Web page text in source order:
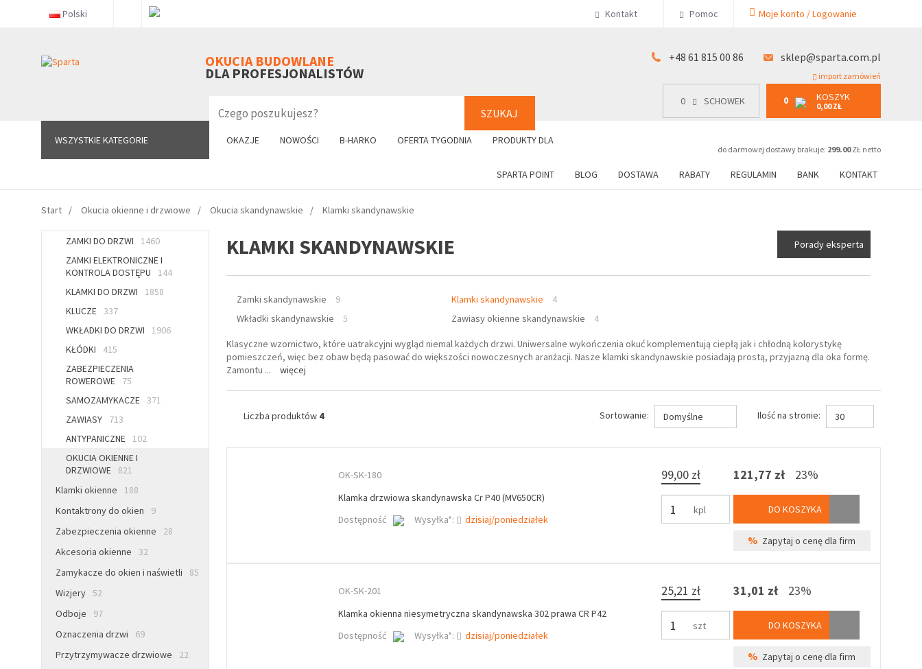
Polski Kontakt Pomoc Moje konto / Logowanie
OKUCIA BUDOWLANE
DLA PROFESJONALISTÓW
SZUKAJ
+48 61 815 00 86 sklep@sparta.com.pl
import zamówień
0 SCHOWEK 0 KOSZYK
0,00 ZŁ
do darmowej dostawy brakuje: 299.00ZŁ netto
WSZYSTKIE KATEGORIE OKAZJE NOWOŚCI B-HARKO OFERTA TYGODNIA PRODUKTY DLA
SPARTA POINT BLOG DOSTAWA RABATY REGULAMIN BANK KONTAKT
WSZYSTKIE KATEGORIE 0 SCHOWEK 0 KOSZYK
0,00 ZŁ
+48 61 815 00 86
Start Okucia okienne i drzwiowe Okucia skandynawskie Klamki skandynawskie
ZAMKI DO DRZWI
1460
ZAMKI ELEKTRONICZNE I
KONTROLA DOSTĘPU
144
KLAMKI DO DRZWI
1858
KLUCZE
337
WKŁADKI DO DRZWI
1906
KŁÓDKI
415
ZABEZPIECZENIA
ROWEROWE
75
SAMOZAMYKACZE
371
ZAWIASY
713
ANTYPANICZNE
102
OKUCIA OKIENNE I
DRZWIOWE
821
Klamki okienne
188
Kontaktrony do okien
9
Zabezpieczenia okienne
28
Akcesoria okienne
32
Zamykacze do okien i naświetli
85
Wizjery 52
Odboje
97
Oznaczenia drzwi
69
Przytrzymywacze drzwiowe
22
KLAMKI SKANDYNAWSKIE Porady eksperta
Zamki skandynawskie
9
Wkładki skandynawskie
5
Klamki skandynawskie
4
Zawiasy okienne skandynawskie
4
Klasyczne wzornictwo, które uatrakcyjni wygląd niemal każdych drzwi. Uniwersalne wykończenia okuć komplementują ciepłą jak i chłodną kolorystykę
pomieszczeń, więc bez obaw będą pasować do większości nowoczesnych aranżacji. Nasze klamki skandynawskie posiadają prostą, przyjazną dla oka formę.
Zamontu ... więcej
Liczba produktów 4 Sortowanie: Domyślne Ilość na stronie: 30
OK-SK-180
Klamka drzwiowa skandynawska Cr P40 (MV650CR)
Dostępność
Wysyłka*: dzisiaj/poniedziałek
99,00 zł
kpl
121,77 zł 23%
DO KOSZYKA
% Zapytaj o cenę dla firm
OK-SK-201
Klamka okienna niesymetryczna skandynawska 302 prawa CR P42
Dostępność
Wysyłka*: dzisiaj/poniedziałek
25,21 zł
szt
31,01 zł 23%
DO KOSZYKA
% Zapytaj o cenę dla firm